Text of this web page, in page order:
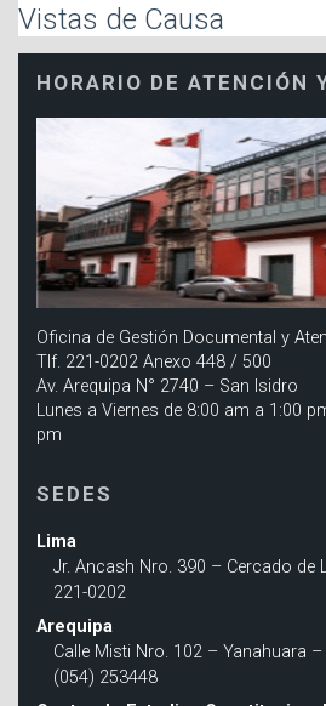
Vistas de Causa
HORARIO DE ATENCIÓN
Oficina de Gestión Documental y
Tlf. 221-0202 Anexo 448 / 500
Av. Arequipa N° 2740 – San Isidro
Lunes a Viernes de 8:00 am a 1:00
pm
SEDES
Lima
Jr. Ancash Nro. 390 – Cercado de
221-0202
Arequipa
Calle Misti Nro. 102 – Yanahuara
(054) 253448